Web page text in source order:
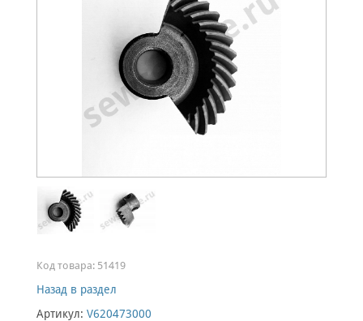
Код товара: 51419
Назад в раздел
Артикул: V620473000